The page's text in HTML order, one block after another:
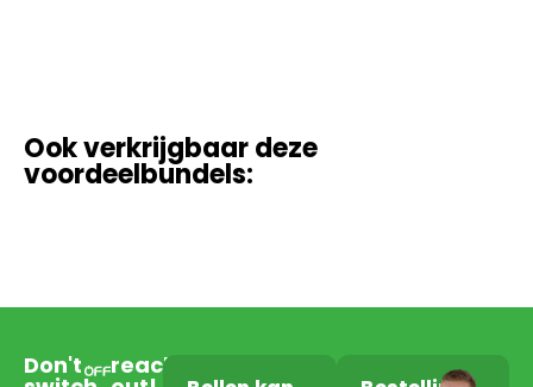
Ook verkrijgbaar deze
voordeelbundels:
Don't reach